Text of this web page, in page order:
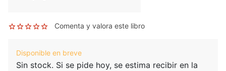
Comenta y valora este libro
Disponible en breve
Sin stock. Si se pide hoy, se estima recibir en la